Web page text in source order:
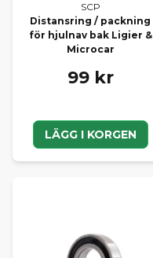
SCP
Distansring / packning
för hjulnav bak Ligier &
Microcar
99 kr
LÄGG I KORGEN